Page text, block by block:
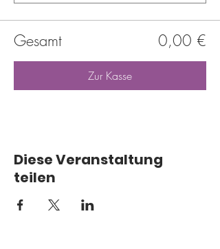
Gesamt 0,00 €
Zur Kasse
Diese Veranstaltung
teilen